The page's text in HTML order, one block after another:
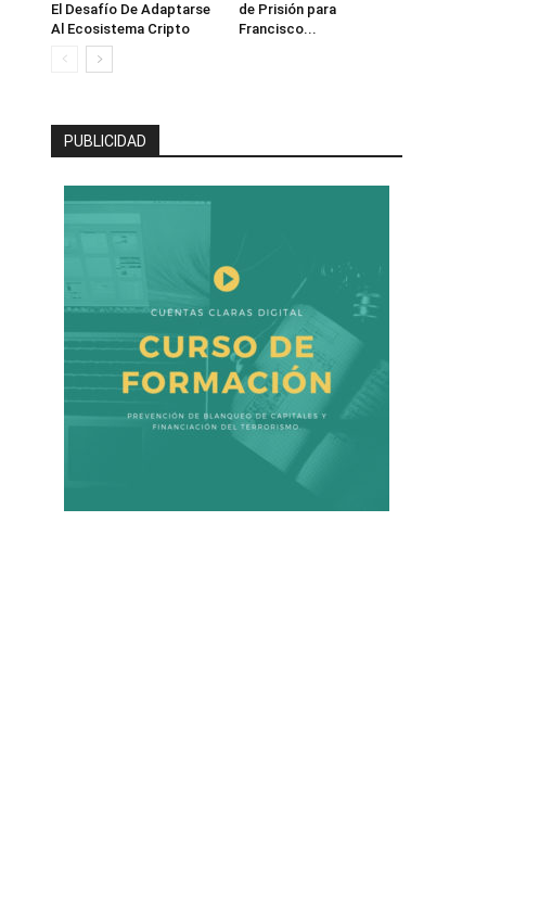
El Desafío De Adaptarse
Al Ecosistema Cripto
de Prisión para
Francisco...
PUBLICIDAD